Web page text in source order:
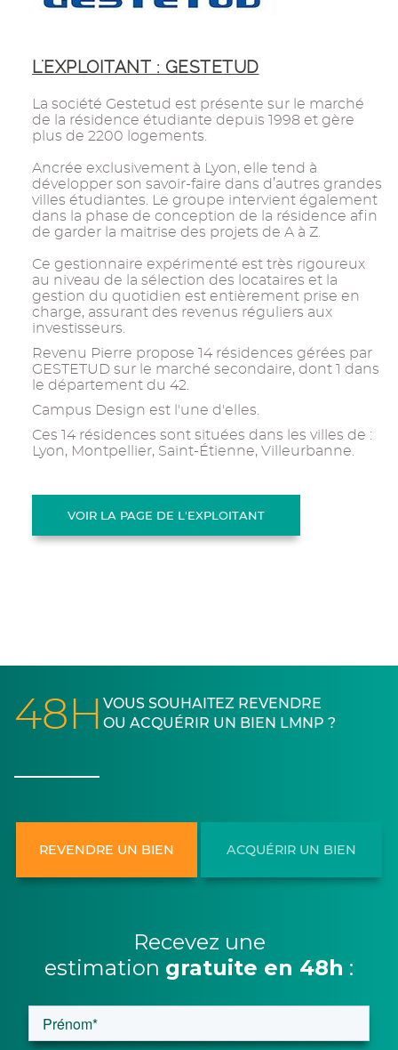
L'EXPLOITANT : GESTETUD
La société Gestetud est présente sur le marché
de la résidence étudiante depuis 1998 et gère
plus de 2200 logements.
Ancrée exclusivement à Lyon, elle tend à
développer son savoir-faire dans d’autres grandes
villes étudiantes. Le groupe intervient également
dans la phase de conception de la résidence afin
de garder la maitrise des projets de A à Z.
Ce gestionnaire expérimenté est très rigoureux
au niveau de la sélection des locataires et la
gestion du quotidien est entièrement prise en
charge, assurant des revenus réguliers aux
investisseurs.
Revenu Pierre propose 14 résidences gérées par
GESTETUD sur le marché secondaire, dont 1 dans
le département du 42.
Campus Design est l'une d'elles.
Ces 14 résidences sont situées dans les villes de :
Lyon, Montpellier, Saint-Étienne, Villeurbanne.
VOIR LA PAGE DE L'EXPLOITANT
48H VOUS SOUHAITEZ REVENDRE
OU ACQUÉRIR UN BIEN LMNP ?
REVENDRE UN BIEN ACQUÉRIR UN BIEN